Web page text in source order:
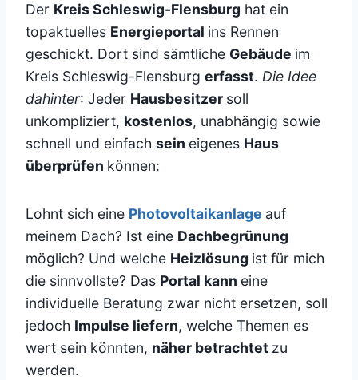
Der Kreis Schleswig-Flensburg hat ein
topaktuelles Energieportal ins Rennen
geschickt. Dort sind sämtliche Gebäude im
Kreis Schleswig-Flensburg erfasst. Die Idee
dahinter: Jeder Hausbesitzer soll
unkompliziert, kostenlos, unabhängig sowie
schnell und einfach sein eigenes Haus
überprüfen können:
Lohnt sich eine Photovoltaikanlage auf
meinem Dach? Ist eine Dachbegrünung
möglich? Und welche Heizlösung ist für mich
die sinnvollste? Das Portal kann eine
individuelle Beratung zwar nicht ersetzen, soll
jedoch Impulse liefern, welche Themen es
wert sein könnten, näher betrachtet zu
werden.